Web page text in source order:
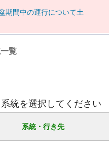
期間中の運行について土
覧
統を選択してください
系統・行き先